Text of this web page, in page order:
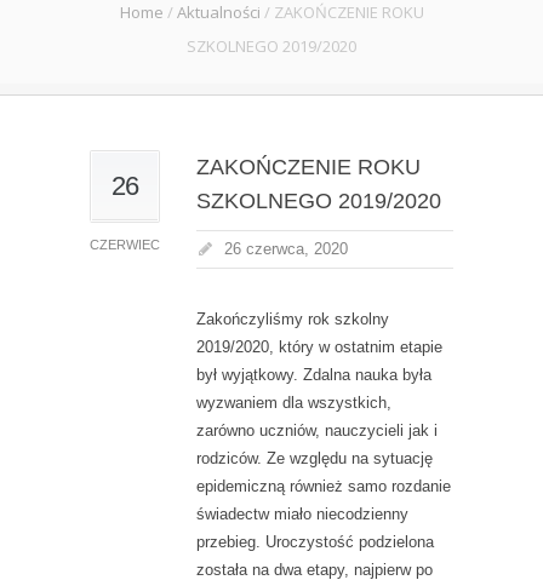
Home / Aktualności / ZAKOŃCZENIE ROKU
SZKOLNEGO 2019/2020
26
CZERWIEC
ZAKOŃCZENIE ROKU
SZKOLNEGO 2019/2020
26 czerwca, 2020
Zakończyliśmy rok szkolny
2019/2020, który w ostatnim etapie
był wyjątkowy. Zdalna nauka była
wyzwaniem dla wszystkich,
zarówno uczniów, nauczycieli jak i
rodziców. Ze względu na sytuację
epidemiczną również samo rozdanie
świadectw miało niecodzienny
przebieg. Uroczystość podzielona
została na dwa etapy, najpierw po